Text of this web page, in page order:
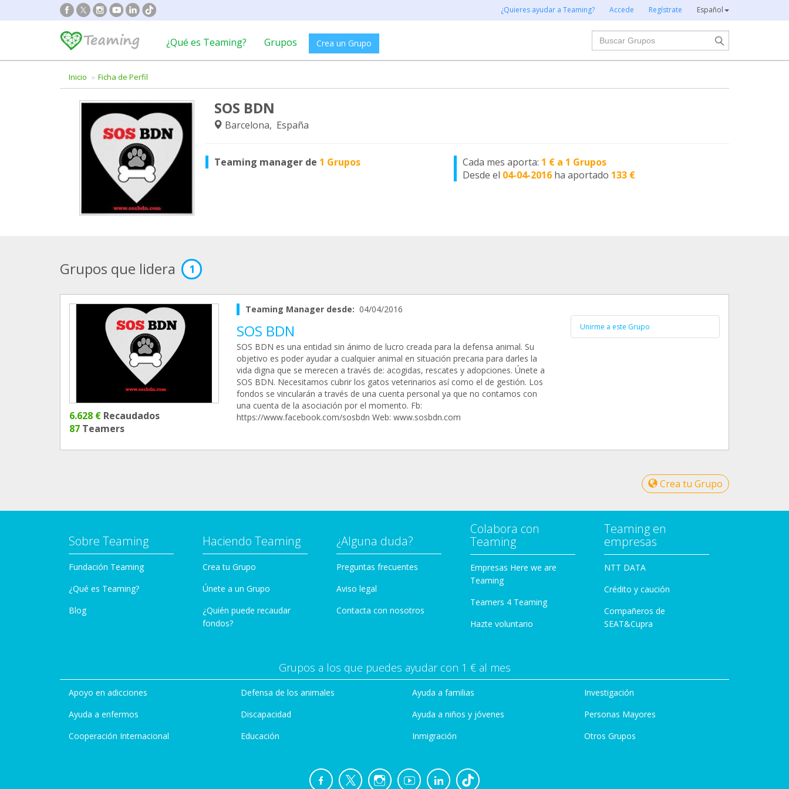
¿Quieres ayudar a Teaming? Accede Regístrate Español
¿Qué es Teaming? Grupos Crea un Grupo
Buscar
Inicio Ficha de Perfil
SOS BDN
Barcelona, España
Teaming manager de 1 Grupos Cada mes aporta: 1 € a 1 Grupos
Desde el 04-04-2016 ha aportado 133 €
Grupos que lidera 1
6.628 € Recaudados
87 Teamers
Teaming Manager desde: 04/04/2016
SOS BDN
SOS BDN es una entidad sin ánimo de lucro creada para la defensa animal. Su
objetivo es poder ayudar a cualquier animal en situación precaria para darles la
vida digna que se merecen a través de: acogidas, rescates y adopciones. Únete a
SOS BDN. Necesitamos cubrir los gatos veterinarios así como el de gestión. Los
fondos se vincularán a través de una cuenta personal ya que no contamos con
una cuenta de la asociación por el momento. Fb:
https://www.facebook.com/sosbdn Web: www.sosbdn.com
Unirme a este Grupo
Crea tu Grupo
Sobre Teaming
Fundación Teaming
¿Qué es Teaming?
Blog
Haciendo Teaming
Crea tu Grupo
Únete a un Grupo
¿Quién puede recaudar
fondos?
¿Alguna duda?
Preguntas frecuentes
Aviso legal
Contacta con nosotros
Colabora con
Teaming
Empresas Here we are
Teaming
Teamers 4 Teaming
Hazte voluntario
Teaming en
empresas
NTT DATA
Crédito y caución
Compañeros de
SEAT&Cupra
Grupos a los que puedes ayudar con 1 € al mes
Apoyo en adicciones
Ayuda a enfermos
Cooperación Internacional
Defensa de los animales
Discapacidad
Educación
Ayuda a familias
Ayuda a niños y jóvenes
Inmigración
Investigación
Personas Mayores
Otros Grupos